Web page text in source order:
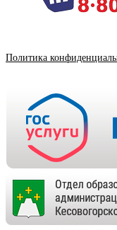
Политика